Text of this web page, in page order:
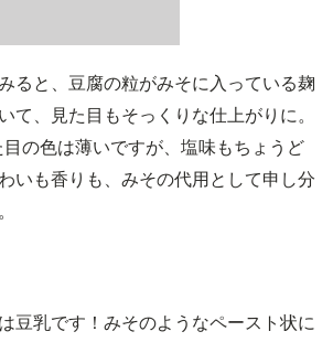
ると、豆腐の粒がみそに入っている麹
て、見た目もそっくりな仕上がりに。
の色は薄いですが、塩味もちょうど
いも香りも、みその代用として申し分
豆乳です！みそのようなペースト状に